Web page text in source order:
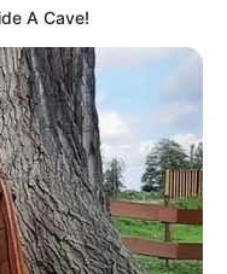
A Cave!